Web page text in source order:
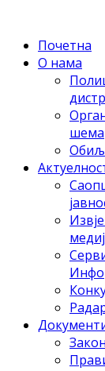
Почетна
О нама
шема